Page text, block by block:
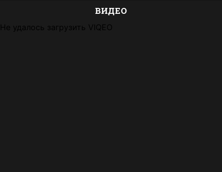
ВИДЕО
Не удалось загрузить VIQEO